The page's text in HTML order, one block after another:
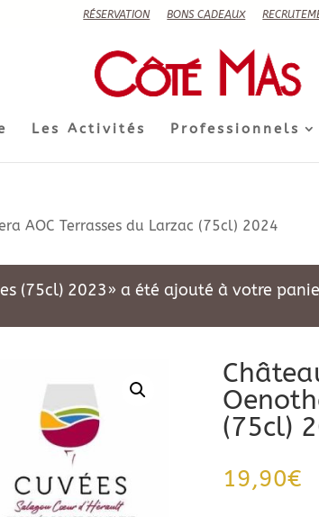
RÉSERVATION BONS CADEAUX
Les Activités Professionnels
AOC Terrasses du Larzac (75cl) 2024
(75cl) 2023» a été ajouté à votre
(75cl)
19,90€